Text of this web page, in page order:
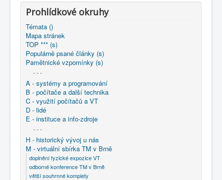
Programování/Tsw Ostrava
1982 - Programování Ostrava v
1982 - Uživatel a jeho svět
Prohlídkové okruhy
Témata ()
Mapa stránek
TOP *** (s)
Populárně psané články (s)
Pamětnické vzpomínky (s)
- - -
A - systémy a programování
B - počítače a další technika
C - využití počítačů a VT
D - lidé
E - instituce a info-zdroje
- - -
H - historický vývoj u nás
M - virtuální sbírka TM v Brně
doplnění fyzické expozice VT
odborné konference TM v Brně
větší souhrnné komplety